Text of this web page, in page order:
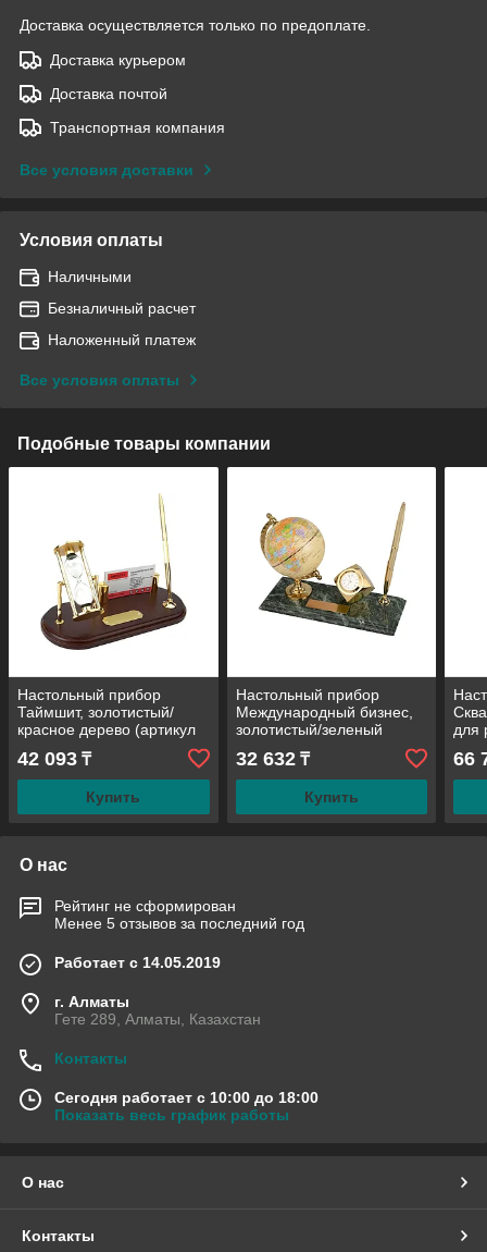
Доставка осуществляется только по предоплате.
Доставка курьером
Доставка почтой
Транспортная компания
Все условия доставки
Условия оплаты
Наличными
Безналичный расчет
Наложенный платеж
Все условия оплаты
Подобные товары компании
Настольный прибор
Таймшит, золотистый/
красное дерево (артикул
42 093 ₸
Купить
Настольный прибор
Международный бизнес,
золотистый/зеленый
(артикул 615303)
32 632₸
Купить
для
66
О нас
Рейтинг не сформирован
Менее 5 отзывов за последний год
Работает с 14.05.2019
г. Алматы
Гете 289, Алматы, Казахстан
Контакты
Сегодня работает с 10:00 до 18:00
Показать весь график работы
О нас
Контакты